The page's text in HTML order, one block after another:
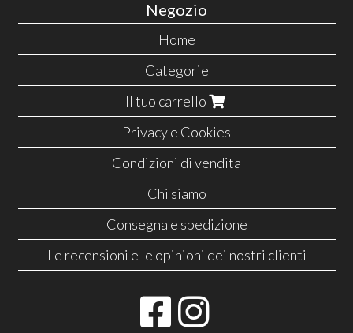
Negozio
Home
Categorie
Il tuo carrello
Privacy e Cookies
Condizioni di vendita
Chi siamo
Consegna e spedizione
Le recensioni e le opinioni dei nostri clienti